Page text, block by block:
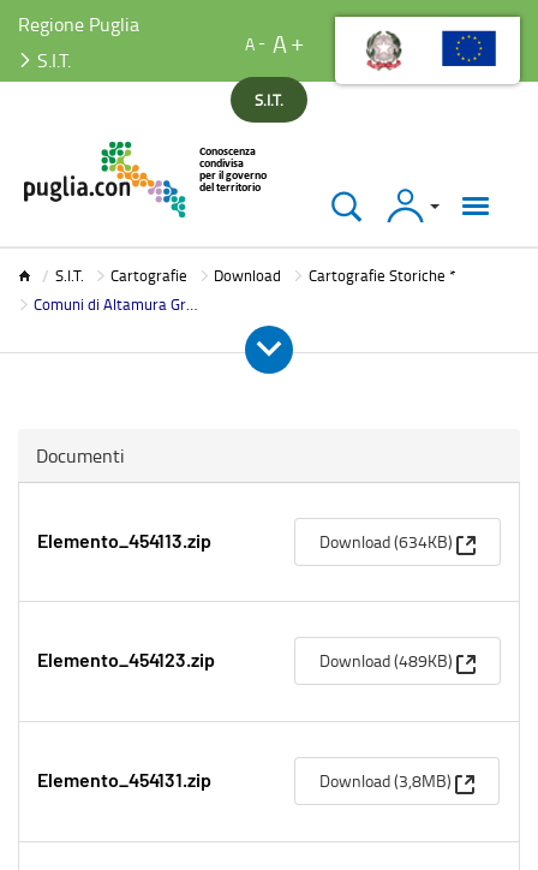
Regione Puglia
S.I.T.
A A
S.I.T.
Accedi
S.I.T. Cartografie Download
Cartografie Storiche *
Comuni di Altamura Gravina e Santeramo
Documenti
Elemento_454113.zip Download (634KB) (Apre
Elemento_454123.zip Download (489KB) (Apre
Elemento_454131.zip Download (3,8MB) (Apre